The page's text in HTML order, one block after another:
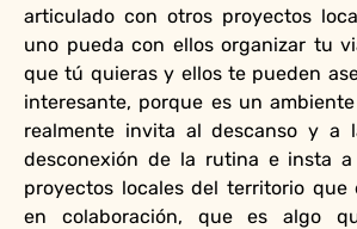
articulado con otros proyectos
uno pueda con ellos organizar tu
que tú quieras y ellos te pueden
interesante, porque es un
realmente invita al descanso y a
desconexión de la rutina e insta
proyectos locales del territorio que
en colaboración, que es algo